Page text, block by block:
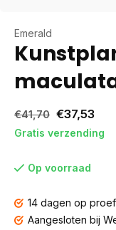
Emerald
€41,70 €37,53
Gratis verzending
Op voorraad
14 dagen op proef
Aangesloten bij